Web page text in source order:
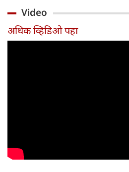
जाणून घ्या
संपतील आणि शुभ
दिवसांची सुरुवात
होईल
Video
अधिक व्हिडिओ पहा